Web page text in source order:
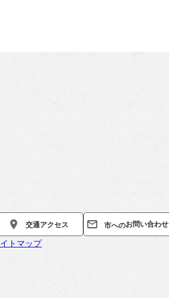
交通アクセス 市へのお問い合わせ
トマップ